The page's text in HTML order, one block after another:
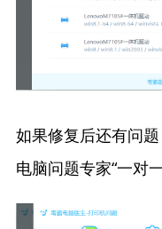
如果修复后还有问
电脑问题专家“一对